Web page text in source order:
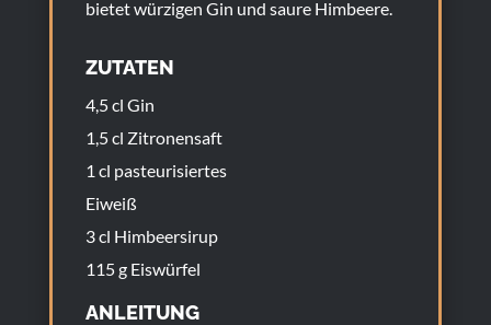
bietet würzigen Gin und saure Himbeere.
ZUTATEN
4,5 cl Gin
1,5 cl Zitronensaft
1 cl pasteurisiertes
Eiweiß
3 cl Himbeersirup
115 g Eiswürfel
ANLEITUNG